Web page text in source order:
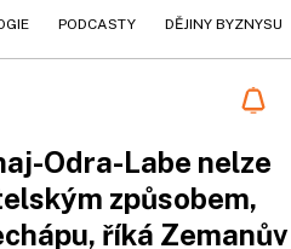
PODCASTY DĚJINY BYZNYSU
Odra-Labe nelze
způsobem,
říká Zemanův